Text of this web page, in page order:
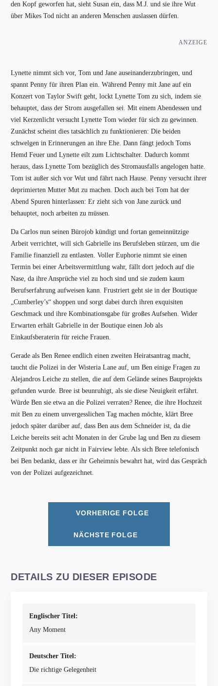
den Kopf geworfen hat, sieht Susan ein, dass M.J. und sie ihre Wut
über Mikes Tod nicht an anderen Menschen auslassen dürfen.
ANZEIGE
Lynette nimmt sich vor, Tom und Jane auseinanderzubringen, und
spannt Penny für ihren Plan ein. Während Penny mit Jane auf ein
Konzert von Taylor Swift geht, lockt Lynette Tom zu sich, indem sie
behauptet, dass der Strom ausgefallen sei. Mit einem Abendessen und
viel Kerzenlicht versucht Lynette Tom wieder für sich zu gewinnen.
Zunächst scheint dies tatsächlich zu funktionieren: Die beiden
schwelgen in Erinnerungen an ihre Ehe. Dann fängt jedoch Toms
Hemd Feuer und Lynette eilt zum Lichtschalter. Dadurch kommt
heraus, dass Lynette Tom bezüglich des Stromausfalls angelogen hatte.
Tom ist außer sich vor Wut und fährt nach Hause. Penny versucht ihrer
deprimierten Mutter Mut zu machen. Doch auch bei Tom hat der
Abend Spuren hinterlassen: Er zieht sich von Jane zurück und
behauptet, noch arbeiten zu müssen.
Da Carlos nun seinen Bürojob kündigt und fortan gemeinnützige
Arbeit verrichtet, will sich Gabrielle ins Berufsleben stürzen, um die
Familie finanziell zu entlasten. Voller Euphorie nimmt sie einen
Termin bei einer Arbeitsvermittlung wahr, fällt dort jedoch auf die
Nase, da ihre Ansprüche viel zu hoch sind und sie zudem kaum
Berufserfahrung aufweisen kann. Frustriert geht sie in der Boutique
„Cumberley’s“ shoppen und sorgt dabei durch ihren exquisiten
Geschmack und ihre Kombinationsgabe für großes Aufsehen. Wider
Erwarten erhält Gabrielle in der Boutique einen Job als
Einkaufsberaterin für reiche Frauen.
Gerade als Ben Renee endlich einen zweiten Heiratsantrag macht,
taucht die Polizei in der Wisteria Lane auf, um Ben einige Fragen zu
Alejandros Leiche zu stellen, die auf dem Gelände seines Bauprojekts
gefunden wurde. Bree ist beunruhigt, als sie diese Neuigkeit erfährt.
Würde Ben sie etwa an die Polizei verraten? Renee, die ihre Hochzeit
mit Ben zu einem unvergesslichen Tag machen möchte, klärt Bree
jedoch später darüber auf, dass Ben aus dem Schneider ist, da die
Leiche bereits seit acht Monaten in der Grube lag und Ben zu diesem
Zeitpunkt noch gar nicht in Fairview lebte. Als sich Bree telefonisch
bei Ben bedankt, dass er ihr Geheimnis bewahrt hat, wird das Gespräch
von der Polizei aufgezeichnet.
VORHERIGE FOLGE
NÄCHSTE FOLGE
DETAILS ZU DIESER EPISODE
Englischer Titel:
Any Moment
Deutscher Titel:
Die richtige Gelegenheit